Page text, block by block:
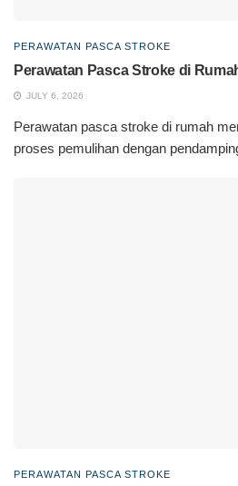
PERAWATAN PASCA STROKE
Perawatan Pasca Stroke di
JULY 6, 2026
Perawatan pasca stroke di rumah
proses pemulihan dengan
PERAWATAN PASCA STROKE